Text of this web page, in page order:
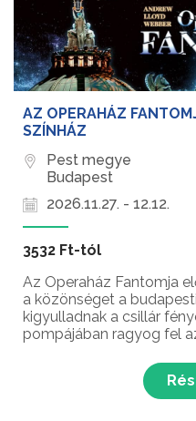
AZ OPERAHÁZ
SZÍNHÁZ
Pest megye
Budapest
2026.11.27. - 12.12.
3532 Ft-tól
Az Operaház Fantomja
a közönséget a
kigyulladnak a csillár
pompájában ragyog fel